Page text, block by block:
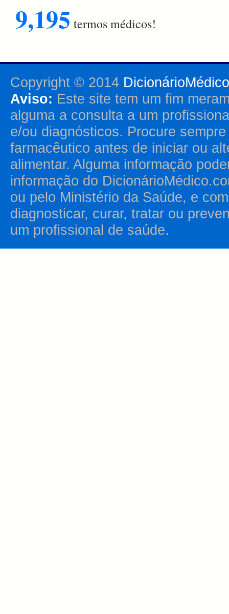
9,195 termos médicos!
Copyright © 2014
Aviso: Este site tem um fim
alguma a consulta a um
e/ou diagnósticos. Procure
farmacêutico antes de iniciar ou
alimentar. Alguma informação
informação do
ou pelo Ministério da Saúde, e
diagnosticar, curar, tratar ou
um profissional de saúde.